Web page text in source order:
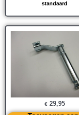
standaard
€ 29,95